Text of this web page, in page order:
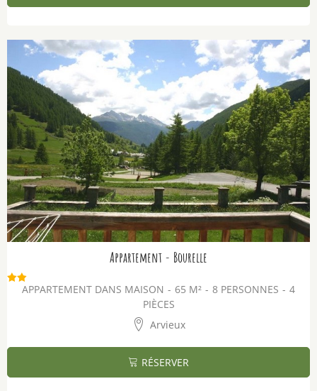
Appartement - Bourelle
APPARTEMENT DANS MAISON 65 M² 8 PERSONNES
4
PIÈCES
Arvieux
RÉSERVER